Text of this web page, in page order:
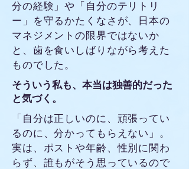
分の経験」や「自分のテリトリ
ー」を守るかたくなさが、日本の
マネジメントの限界ではないか
と、歯を食いしばりながら考えた
ものでした。
そういう私も、本当は独善的だった
と気づく。
「自分は正しいのに、頑張ってい
るのに、分かってもらえない」。
実は、ポストや年齢、性別に関わ
らず、誰もがそう思っているので